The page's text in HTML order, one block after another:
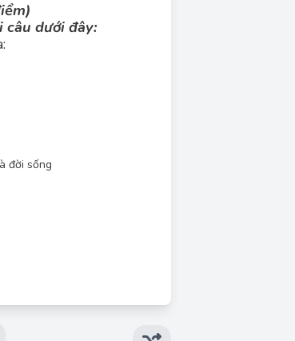
câu dưới đây:
đời sống
bị và đồ dùng phục vụ cho cả